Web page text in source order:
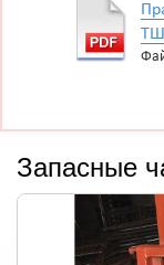
Запасные